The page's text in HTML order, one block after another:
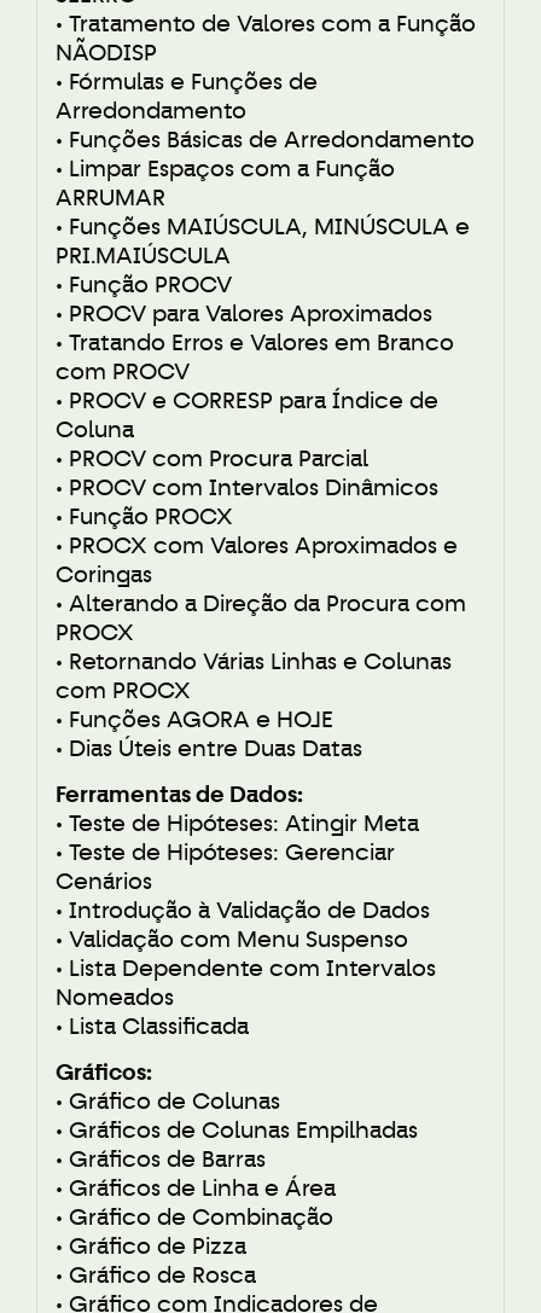
• Tratamento de Valores com a Função
NÃODISP
• Fórmulas e Funções de
Arredondamento
• Funções Básicas de Arredondamento
• Limpar Espaços com a Função
ARRUMAR
• Funções MAIÚSCULA, MINÚSCULA e
PRI.MAIÚSCULA
• Função PROCV
• PROCV para Valores Aproximados
• Tratando Erros e Valores em Branco
com PROCV
• PROCV e CORRESP para Índice de
Coluna
• PROCV com Procura Parcial
• PROCV com Intervalos Dinâmicos
• Função PROCX
• PROCX com Valores Aproximados e
Coringas
• Alterando a Direção da Procura com
PROCX
• Retornando Várias Linhas e Colunas
com PROCX
• Funções AGORA e HOJE
• Dias Úteis entre Duas Datas
Ferramentas de Dados:
• Teste de Hipóteses: Atingir Meta
• Teste de Hipóteses: Gerenciar
Cenários
• Introdução à Validação de Dados
• Validação com Menu Suspenso
• Lista Dependente com Intervalos
Nomeados
• Lista Classificada
Gráficos:
• Gráfico de Colunas
• Gráficos de Colunas Empilhadas
• Gráficos de Barras
• Gráficos de Linha e Área
• Gráfico de Combinação
• Gráfico de Pizza
• Gráfico de Rosca
• Gráfico com Indicadores de